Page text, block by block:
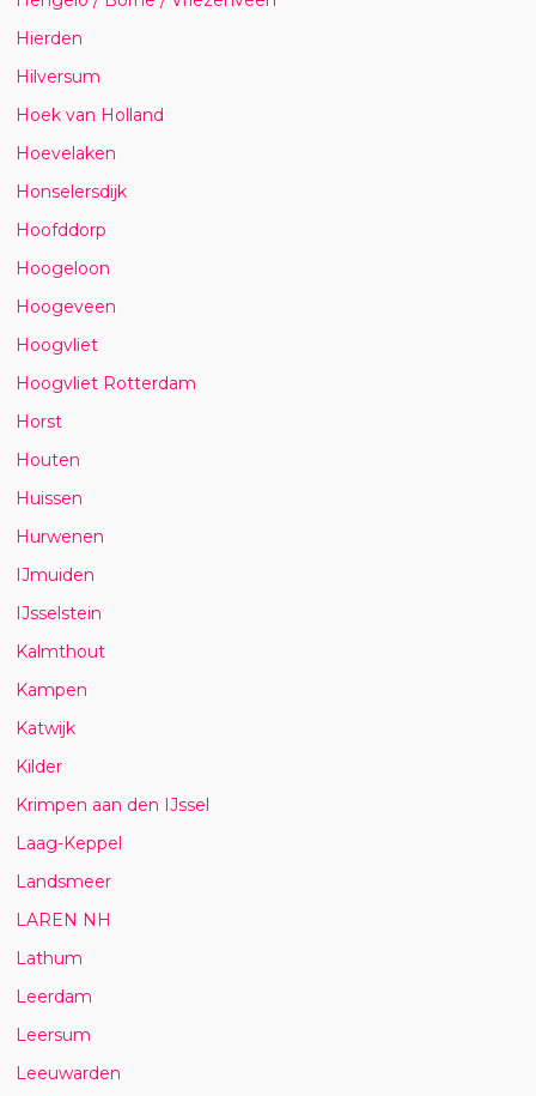
Hierden
Hilversum
Hoek van Holland
Hoevelaken
Honselersdijk
Hoofddorp
Hoogeloon
Hoogeveen
Hoogvliet
Hoogvliet Rotterdam
Horst
Houten
Huissen
Hurwenen
IJmuiden
IJsselstein
Kalmthout
Kampen
Katwijk
Kilder
Krimpen aan den IJssel
Laag-Keppel
Landsmeer
LAREN NH
Lathum
Leerdam
Leersum
Leeuwarden